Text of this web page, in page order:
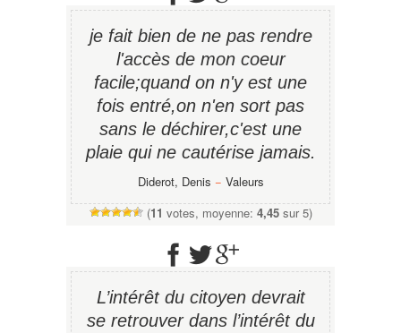
je fait bien de ne pas rendre
l'accès de mon coeur
facile;quand on n'y est une
fois entré,on n'en sort pas
sans le déchirer,c'est une
plaie qui ne cautérise jamais.
Diderot, Denis − Valeurs
(11 votes, moyenne: 4,45sur 5)
L’intérêt du citoyen devrait
se retrouver dans l’intérêt du